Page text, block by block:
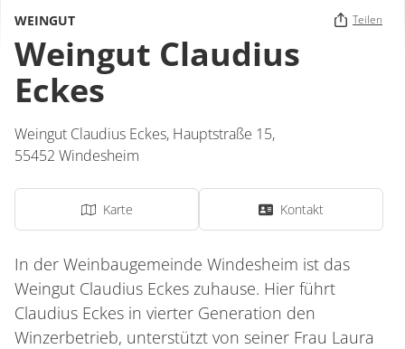
WEINGUT Teilen
Weingut Claudius
Eckes
Weingut Claudius Eckes, Hauptstraße 15,
55452 Windesheim
Karte Kontakt
In der Weinbaugemeinde Windesheim ist das
Weingut Claudius Eckes zuhause. Hier führt
Claudius Eckes in vierter Generation den
Winzerbetrieb, unterstützt von seiner Frau Laura